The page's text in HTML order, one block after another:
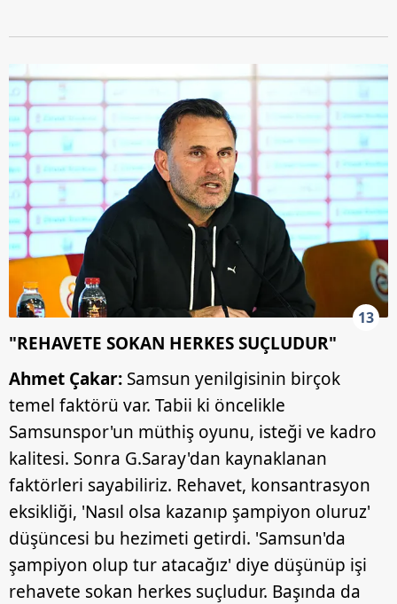
13
"REHAVETE SOKAN HERKES SUÇLUDUR"
Ahmet Çakar: Samsun yenilgisinin birçok
temel faktörü var. Tabii ki öncelikle
Samsunspor'un müthiş oyunu, isteği ve kadro
kalitesi. Sonra G.Saray'dan kaynaklanan
faktörleri sayabiliriz. Rehavet, konsantrasyon
eksikliği, 'Nasıl olsa kazanıp şampiyon oluruz'
düşüncesi bu hezimeti getirdi. 'Samsun'da
şampiyon olup tur atacağız' diye düşünüp işi
rehavete sokan herkes suçludur. Başında da